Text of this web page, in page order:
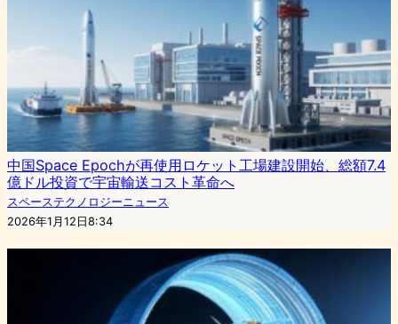
中国Space Epochが再使用ロケット工場建設開始、総額7.4
億ドル投資で宇宙輸送コスト革命へ
スペーステクノロジーニュース
2026年1月12日8:34